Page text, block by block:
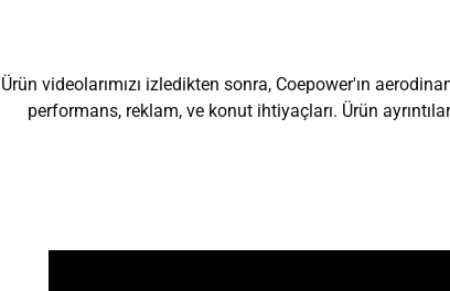
Ürün videolarımızı izledikten sonra, Coepower'ın
performans, reklam, ve konut ihtiyaçları. Ürün